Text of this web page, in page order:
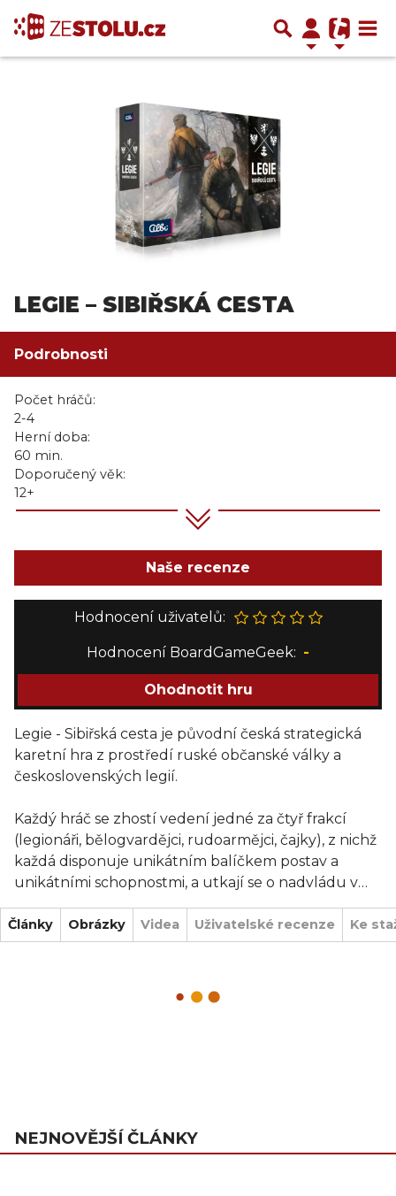
LEGIE – SIBIŘSKÁ CESTA
Podrobnosti
Počet hráčů:
2-4
Herní doba:
60 min.
Doporučený věk:
12+
Naše recenze
Hodnocení uživatelů:
Hodnocení BoardGameGeek: -
Ohodnotit hru
Legie - Sibiřská cesta je původní česká strategická
karetní hra z prostředí ruské občanské války a
československých legií.
Každý hráč se zhostí vedení jedné za čtyř frakcí
(legionáři, bělogvardějci, rudoarmějci, čajky), z nichž
každá disponuje unikátním balíčkem postav a
unikátními schopnostmi, a utkají se o nadvládu v
řadě různých zápletek.
Hráči budou ve hře prožívat příběhy svých postav,
karty, pravidla v českém jazyce.
Články Obrázky Videa Uživatelské recenze Ke
NEJNOVĚJŠÍ ČLÁNKY